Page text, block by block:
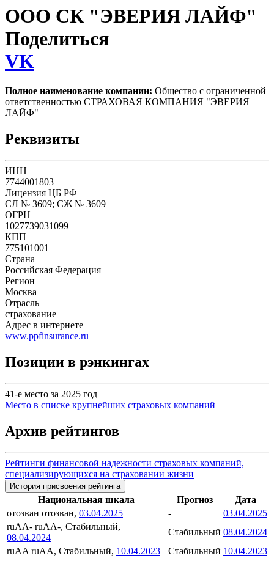
ООО СК "ЭВЕРИЯ ЛАЙФ"
Поделиться
VK
Полное наименование компании: Общество с ограниченной
ответственностью СТРАХОВАЯ КОМПАНИЯ "ЭВЕРИЯ
ЛАЙФ"
Реквизиты
ИНН
7744001803
Лицензия ЦБ РФ
СЛ № 3609; СЖ № 3609
ОГРН
1027739031099
КПП
775101001
Страна
Российская Федерация
Регион
Москва
Отрасль
страхование
Адрес в интернете
www.ppfinsurance.ru
Позиции в рэнкингах
41-е место за 2025 год
Место в списке крупнейших страховых компаний
Архив рейтингов
Рейтинги финансовой надежности страховых компаний,
специализирующихся на страховании жизни
История присвоения рейтинга
Национальная шкала Прогноз
Дата
отозван отозван, 03.04.2025 -
03.04.2025
ruAA- ruAA-, Стабильный,
08.04.2024
Стабильный 08.04.2024
ruAA ruAA, Стабильный, 10.04.2023 Стабильный 10.04.2023